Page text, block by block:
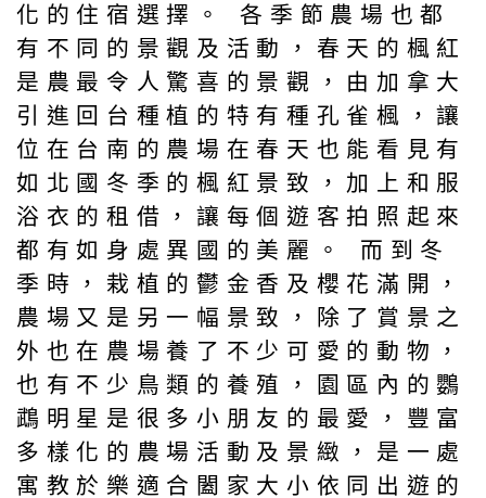
化的住宿選擇。 各季節農場也都
有不同的景觀及活動，春天的楓紅
是農最令人驚喜的景觀，由加拿大
引進回台種植的特有種孔雀楓，讓
位在台南的農場在春天也能看見有
如北國冬季的楓紅景致，加上和服
浴衣的租借，讓每個遊客拍照起來
都有如身處異國的美麗。 而到冬
季時，栽植的鬱金香及櫻花滿開，
農場又是另一幅景致，除了賞景之
外也在農場養了不少可愛的動物，
也有不少鳥類的養殖，園區內的鸚
鵡明星是很多小朋友的最愛，豐富
多樣化的農場活動及景緻，是一處
寓教於樂適合闔家大小依同出遊的